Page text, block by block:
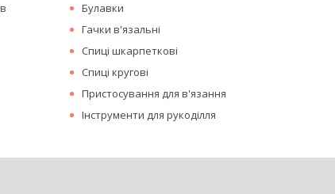
Булавки
Гачки в'язальні
Спиці шкарпеткові
Спиці кругові
Пристосування для в'язання
Інструменти для рукоділля